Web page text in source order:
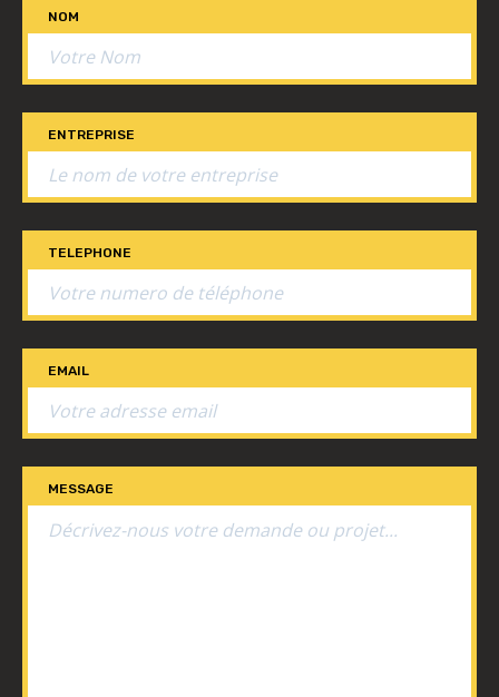
NOM
ENTREPRISE
TELEPHONE
EMAIL
MESSAGE